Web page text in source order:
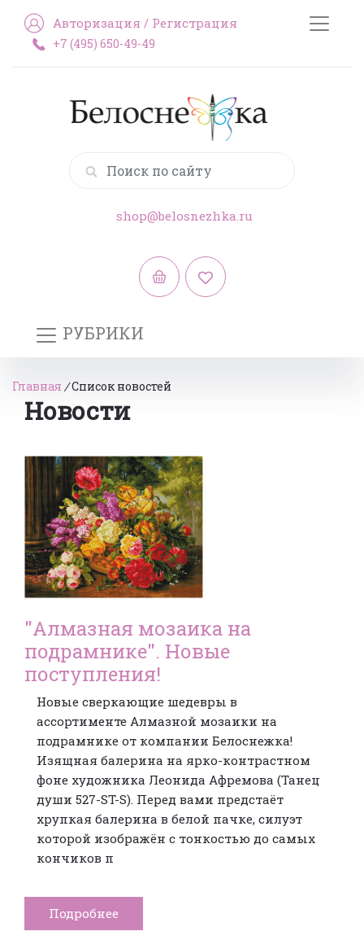
Авторизация / Регистрация
+7 (495) 650-49-49
shop@belosnezhka.ru
РУБРИКИ
Главная /Список новостей
Новости
"Алмазная мозаика на
подрамнике". Новые
поступления!
Новые сверкающие шедевры в
ассортименте Алмазной мозаики на
подрамнике от компании Белоснежка!
Изящная балерина на ярко-контрастном
фоне художника Леонида Афремова (Танец
души 527-ST-S). Перед вами предстаёт
хрупкая балерина в белой пачке, силуэт
которой изображён с тонкостью до самых
кончиков п
Подробнее